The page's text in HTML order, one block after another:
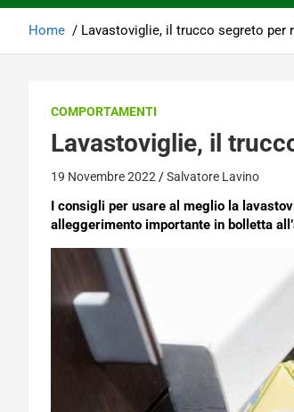
Home Lavastoviglie, il trucco segreto per
COMPORTAMENTI
Lavastoviglie, il
19 Novembre 2022 Salvatore Lavino
I consigli per usare al meglio la
alleggerimento importante in bolletta